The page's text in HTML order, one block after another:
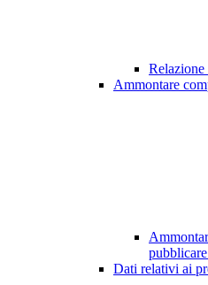
Relazione
Ammontare
Dati relativi ai